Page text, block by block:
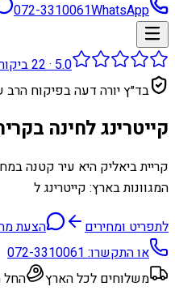
072-3310061WhatsApp
5.0
·
22
בד״ץ יורה דעה בפיקוח
קייטרינג לחינה
קריית ביאליק היא עיר קטנה
המגוונות בארץ: קייטרינג ל
לתפריט ומחירים
הצעת
או התקשרו:072-3310061
משלוחים לכל הארץ
החל מ-50